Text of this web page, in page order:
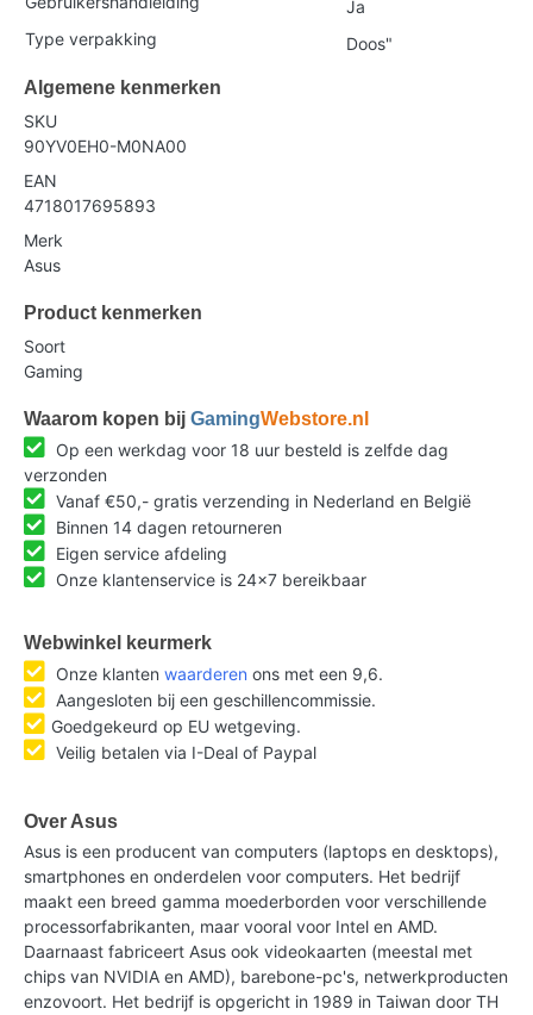
Ja
Type verpakking
Doos"
Algemene kenmerken
SKU
90YV0EH0-M0NA00
EAN
4718017695893
Merk
Asus
Product kenmerken
Soort
Gaming
Waarom kopen bij GamingWebstore.nl
Op een werkdag voor 18 uur besteld is zelfde dag
verzonden
Vanaf €50,- gratis verzending in Nederland en België
Binnen 14 dagen retourneren
Eigen service afdeling
Onze klantenservice is 24x7 bereikbaar
Webwinkel keurmerk
Onze klanten waarderen ons met een 9,6.
Aangesloten bij een geschillencommissie.
Goedgekeurd op EU wetgeving.
Veilig betalen via I-Deal of Paypal
Over Asus
Asus is een producent van computers (laptops en desktops),
smartphones en onderdelen voor computers. Het bedrijf
maakt een breed gamma moederborden voor verschillende
processorfabrikanten, maar vooral voor Intel en AMD.
Daarnaast fabriceert Asus ook videokaarten (meestal met
chips van NVIDIA en AMD), barebone-pc's, netwerkproducten
enzovoort. Het bedrijf is opgericht in 1989 in Taiwan door TH